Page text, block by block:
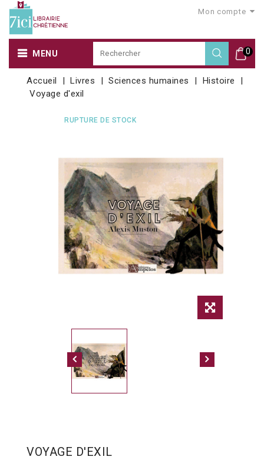
Mon compte
0
MENU
Accueil Livres Sciences humaines
Histoire
Voyage d'exil
RUPTURE DE STOCK
VOYAGE D'EXIL